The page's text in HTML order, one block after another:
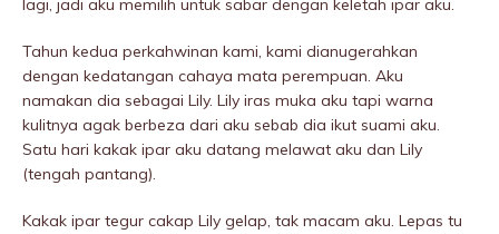
lagi, jadi aku memilih untuk sabar dengan keletah ipar aku.
Tahun kedua perkahwinan kami, kami dianugerahkan
dengan kedatangan cahaya mata perempuan. Aku
namakan dia sebagai Lily. Lily iras muka aku tapi warna
kulitnya agak berbeza dari aku sebab dia ikut suami aku.
Satu hari kakak ipar aku datang melawat aku dan Lily
(tengah pantang).
Kakak ipar tegur cakap Lily gelap, tak macam aku. Lepas tu